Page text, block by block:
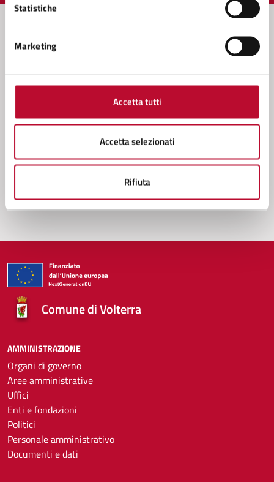
Statistiche
Marketing
Accetta tutti
Accetta selezionati
Rifiuta
Contatta il comune
Richiedi assistenza
Problemi in città
Comune di Volterra
AMMINISTRAZIONE
Organi di governo
Aree amministrative
Uffici
Enti e fondazioni
Politici
Personale amministrativo
Documenti e dati